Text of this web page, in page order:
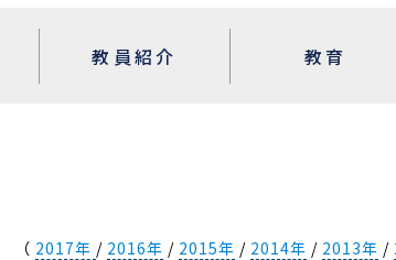
教員紹介 教育
（ 2017年 / 2016年 / 2015年 / 2014年 / 2013年 /